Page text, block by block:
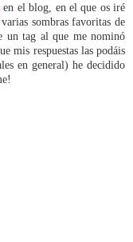
en el blog, en el que os iré
sombras favoritas de
un tag al que me nominó
mis respuestas las podáis
en general) he decidido